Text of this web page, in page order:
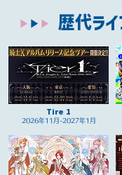
▶︎ ▶︎ ▶︎ 歴代ラ
Tire 1
2026年11月-2027年1月